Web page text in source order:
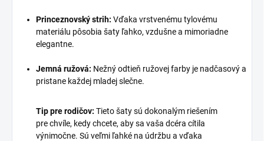
Princeznovský strih: Vďaka vrstvenému tylovému
materiálu pôsobia šaty ľahko, vzdušne a mimoriadne
elegantne.
Jemná ružová: Nežný odtieň ružovej farby je nadčasový a
pristane každej mladej slečne.
Tip pre rodičov: Tieto šaty sú dokonalým riešením
pre chvíle, kedy chcete, aby sa vaša dcéra cítila
výnimočne. Sú veľmi ľahké na údržbu a vďaka